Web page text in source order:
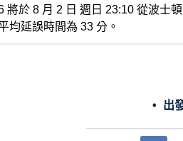
將於 8 月 2 日 週日 23:10 從波士
均延誤時間為 33 分。
出